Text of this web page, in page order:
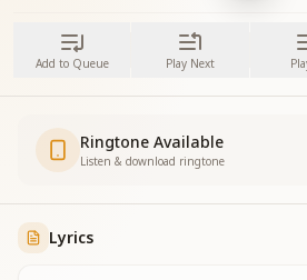
Add to Queue Play Next
Ringtone Available
Listen & download ringtone
Lyrics